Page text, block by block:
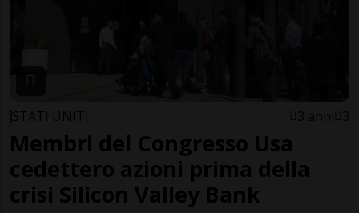
STATI UNITI 3 anni 3
Membri del Congresso Usa
cedettero azioni prima della
crisi Silicon Valley Bank